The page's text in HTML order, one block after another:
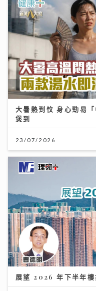
大暑熱到忟 身心勁易
煲到
23/07/2026
展望 2026 年下半年樓